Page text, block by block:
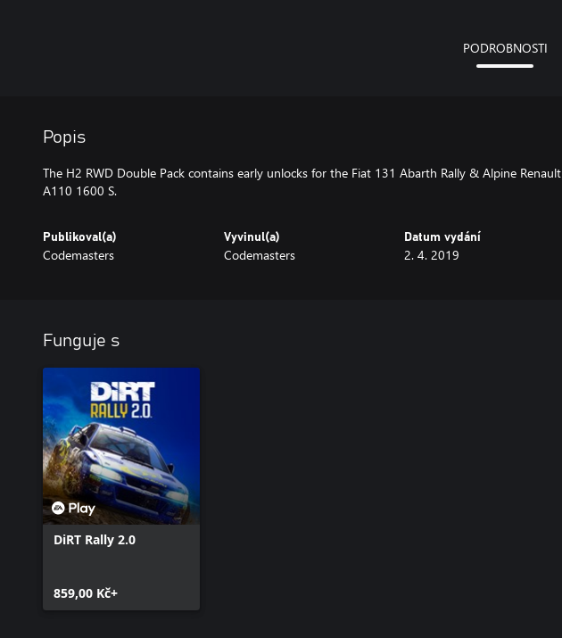
PODROBNOSTI
Popis
The H2 RWD Double Pack contains early unlocks for the Fiat 131 Abarth Rally & Alpine Renault
A110 1600 S.
Publikoval(a)
Codemasters
Vyvinul(a)
Codemasters
Datum vydání
2. 4. 2019
Funguje s
DiRT Rally 2.0
859,00 Kč+